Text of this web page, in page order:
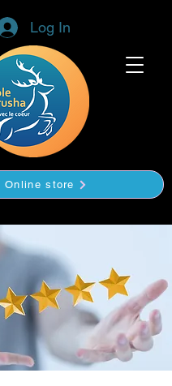
Log In
Online store